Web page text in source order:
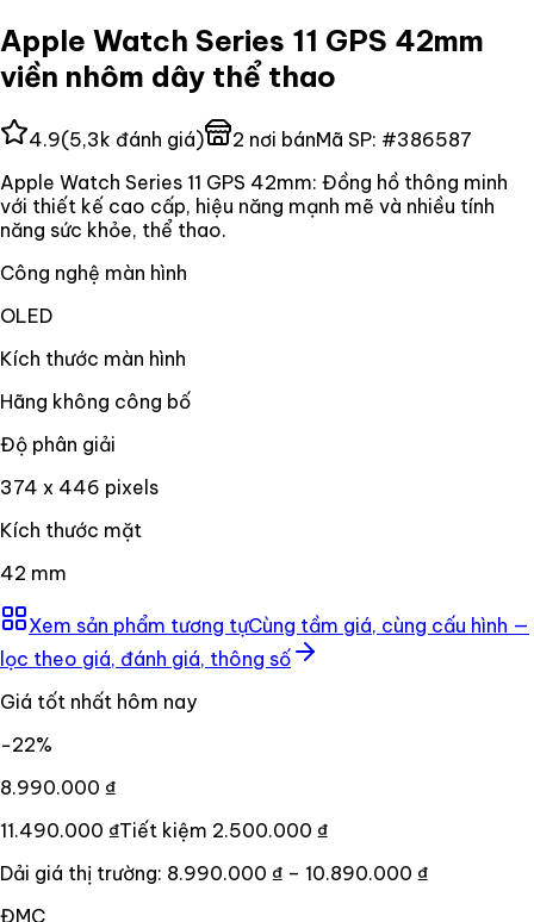
Apple Watch Series 11 GPS 42mm
viền nhôm dây thể thao
4.9(5,3k đánh giá) 2 nơi bánMã SP: #386587
Apple Watch Series 11 GPS 42mm: Đồng hồ thông minh
với thiết kế cao cấp, hiệu năng mạnh mẽ và nhiều tính
năng sức khỏe, thể thao.
Công nghệ màn hình
OLED
Kích thước màn hình
Hãng không công bố
Độ phân giải
374 x 446 pixels
Kích thước mặt
42 mm
Xem sản phẩm tương tựCùng tầm giá, cùng cấu hình —
lọc theo giá, đánh giá, thông số
Giá tốt nhất hôm nay
−22%
8.990.000 ₫
11.490.000 ₫Tiết kiệm 2.500.000 ₫
Dải giá thị trường: 8.990.000 ₫ – 10.890.000 ₫
ĐMC